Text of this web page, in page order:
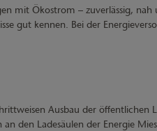
mit Ökostrom – zuverlässig,
gut kennen. Bei der
Ausbau der
den Ladesäulen der Energie